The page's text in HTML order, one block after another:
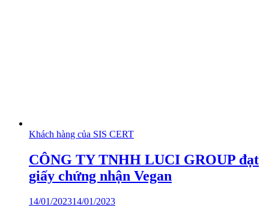
Khách hàng của SIS CERT
CÔNG TY TNHH LUCI GROUP đạt
giấy chứng nhận Vegan
14/01/202314/01/2023